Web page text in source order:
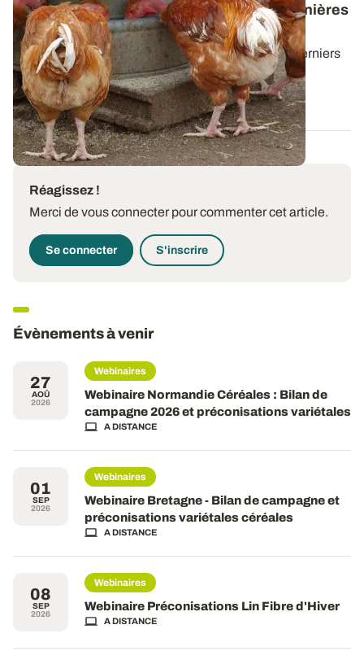
Valorisation animale - Téléchargez les dernières
lettres News@lim
Cette lettre technique propose une synthèse des derniers
résultats d'essais d'ARVALIS sur...
30 JUIN 2026
Réagissez !
Merci de vous connecter pour commenter cet article.
Se connecter S'inscrire
Évènements à venir
27
AOÛ
2026
Webinaires
Webinaire Normandie Céréales : Bilan de
campagne 2026 et préconisations variétales
A DISTANCE
01
SEP
2026
Webinaires
Webinaire Bretagne - Bilan de campagne et
préconisations variétales céréales
A DISTANCE
08
SEP
2026
Webinaires
Webinaire Préconisations Lin Fibre d'Hiver
A DISTANCE